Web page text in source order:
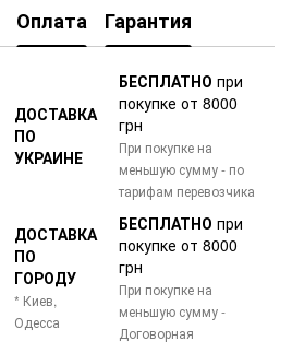
Оплата Гарантия
ДОСТАВКА
ПО
УКРАИНЕ
БЕСПЛАТНО при
покупке от 8000
грн
При покупке на
меньшую сумму - по
тарифам перевозчика
ДОСТАВКА
ПО
ГОРОДУ
* Киев,
Одесса
БЕСПЛАТНО при
покупке от 8000
грн
При покупке на
меньшую сумму -
Договорная